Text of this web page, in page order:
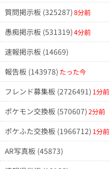
質問掲示板 (325287)8分前
愚痴掲示板 (531319)4分前
速報掲示板 (14669)
報告板 (143978) たった今
フレンド募集板 (2726491) 1分前
ポケモン交換板 (570607)2分前
ポケふた交換板 (1966712) 1分前
AR写真板 (45873)